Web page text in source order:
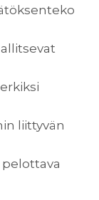
liittyvän